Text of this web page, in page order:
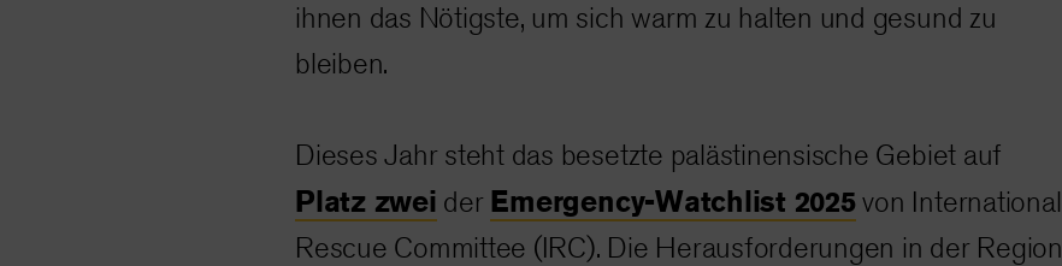
ihnen das Nötigste, um sich warm zu halten und gesund zu
bleiben.
Dieses Jahr steht das besetzte palästinensische Gebiet auf
Platz zwei der Emergency-Watchlist 2025von International
Rescue Committee (IRC). Die Herausforderungen in der Region